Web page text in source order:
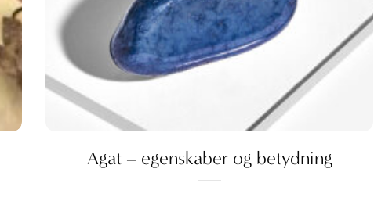
Agat – egenskaber og betydning